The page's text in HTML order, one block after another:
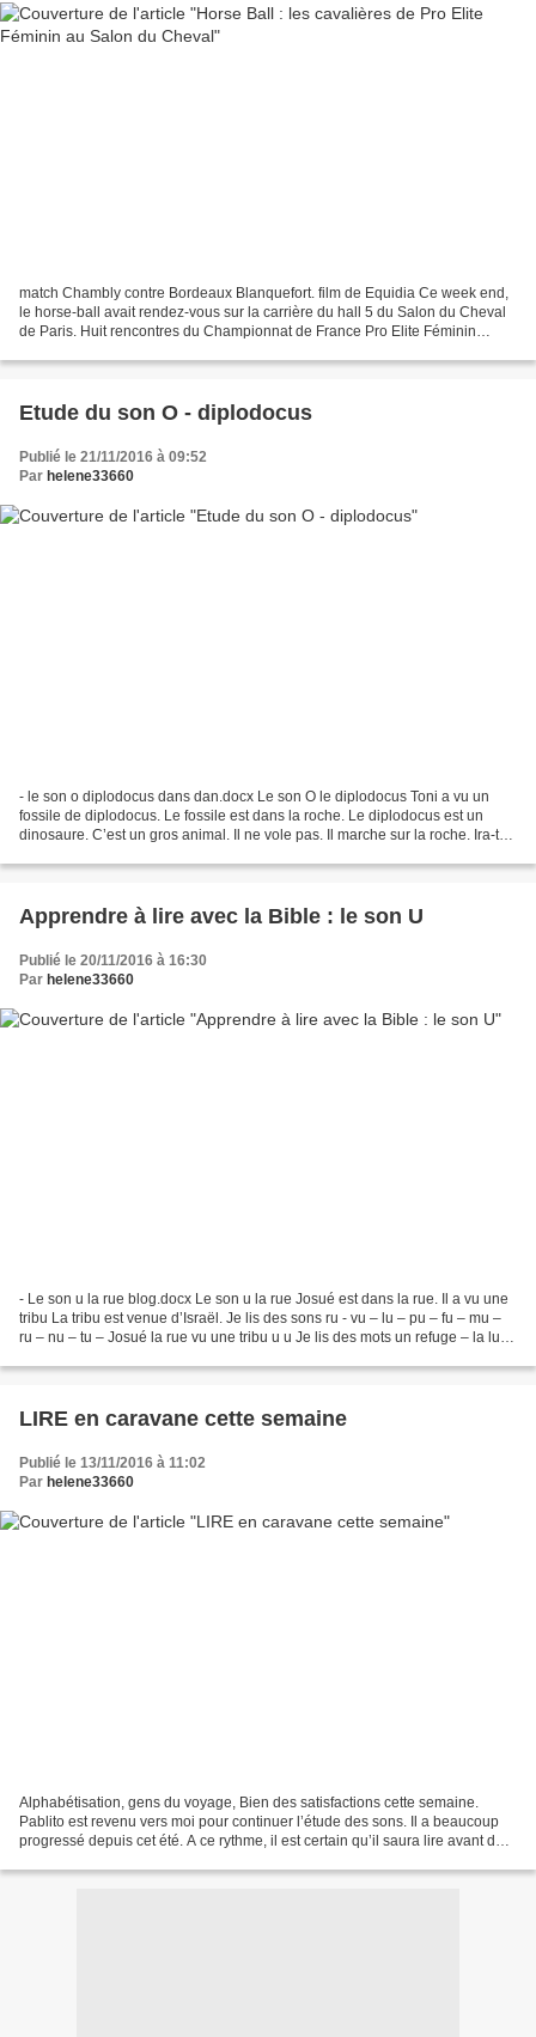
match Chambly contre Bordeaux Blanquefort. film de Equidia Ce week end,
le horse-ball avait rendez-vous sur la carrière du hall 5 du Salon du Cheval
de Paris. Huit rencontres du Championnat de France Pro Elite Féminin
Etude du son O - diplodocus
Publié le 21/11/2016 à 09:52
Par helene33660
- le son o diplodocus dans dan.docx Le son O le diplodocus Toni a vu un
fossile de diplodocus. Le fossile est dans la roche. Le diplodocus est un
dinosaure. C’est un gros animal. Il ne vole pas. Il marche sur la roche. Ira-t-il
Apprendre à lire avec la Bible : le son U
Publié le 20/11/2016 à 16:30
Par helene33660
- Le son u la rue blog.docx Le son u la rue Josué est dans la rue. Il a vu une
tribu La tribu est venue d’Israël. Je lis des sons ru - vu – lu – pu – fu – mu –
ru – nu – tu – Josué la rue vu une tribu u u Je lis des mots un refuge – la lune
LIRE en caravane cette semaine
Publié le 13/11/2016 à 11:02
Par helene33660
Alphabétisation, gens du voyage, Bien des satisfactions cette semaine.
Pablito est revenu vers moi pour continuer l’étude des sons. Il a beaucoup
progressé depuis cet été. A ce rythme, il est certain qu’il saura lire avant de